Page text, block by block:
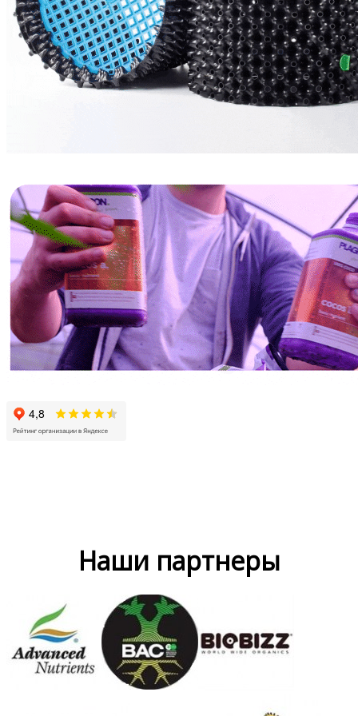
БАЗОВЫЕ УДОБРЕНИЯ
СТИМУЛЯТОРЫ
HIGH ROOTS
CANNABIOGEN
Наши партнеры